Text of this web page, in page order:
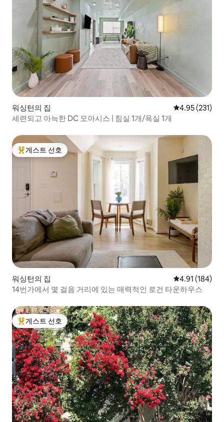
워싱턴의 집 평점 4.95점(5
4.95 (231)
세련되고 아늑한 DC 오아시스 | 침실 1개/욕실 1개
상위 게스트 선호
게스트 선호
워싱턴의 집 평점 4.91점(5
4.91 (184)
14번가에서 몇 걸음 거리에 있는 매력적인 로건 타운하우스
상위 게스트 선호
게스트 선호